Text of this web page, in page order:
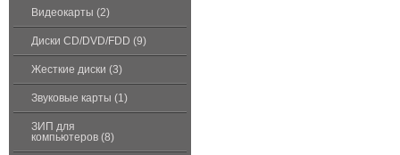
Видеокарты (2)
Диски CD/DVD/FDD (9)
Жесткие диски (3)
Звуковые карты (1)
ЗИП для
компьютеров (8)